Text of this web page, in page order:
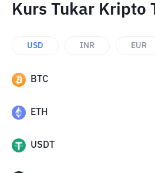
Kurs Tukar Kripto
USD INR EUR
BTC
ETH
USDT